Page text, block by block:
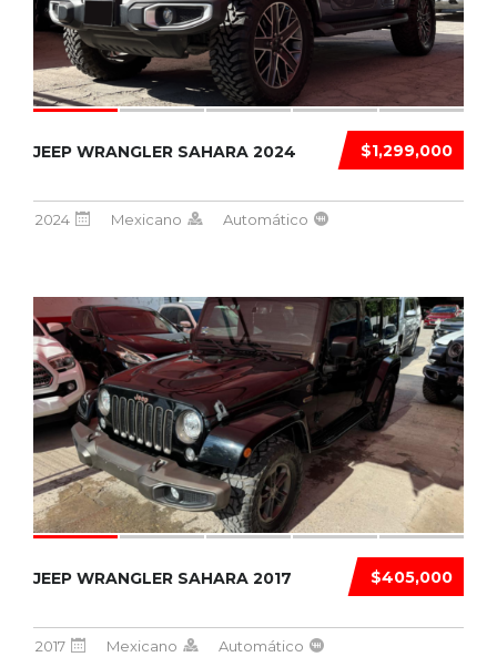
$1,299,000
JEEP WRANGLER SAHARA 2024
2024 Mexicano Automático
$405,000
JEEP WRANGLER SAHARA 2017
2017 Mexicano Automático